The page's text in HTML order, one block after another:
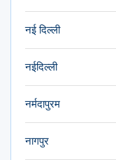
नई दिल्ली
नईदिल्ली
नर्मदापुरम
नागपुर